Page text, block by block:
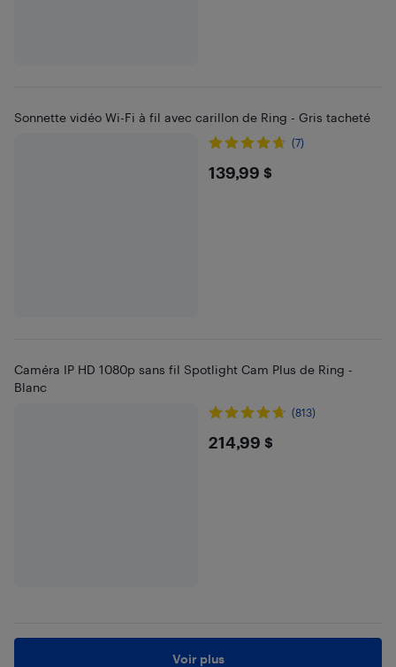
Sonnette vidéo Wi-Fi à fil avec carillon de Ring - Gris tacheté
(7)
$139.99
139,99 $
Caméra IP HD 1080p sans fil Spotlight Cam Plus de Ring -
Blanc
(813)
$214.99
214,99 $
Voir plus